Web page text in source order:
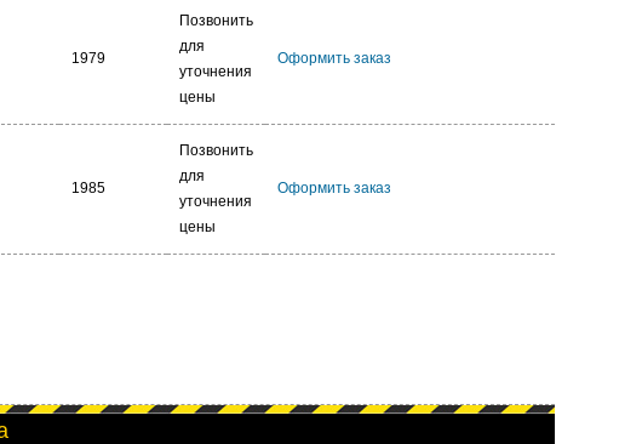
1979
Позвонить
для
уточнения
цены
Оформить заказ
1985
Позвонить
для
уточнения
цены
Оформить заказ